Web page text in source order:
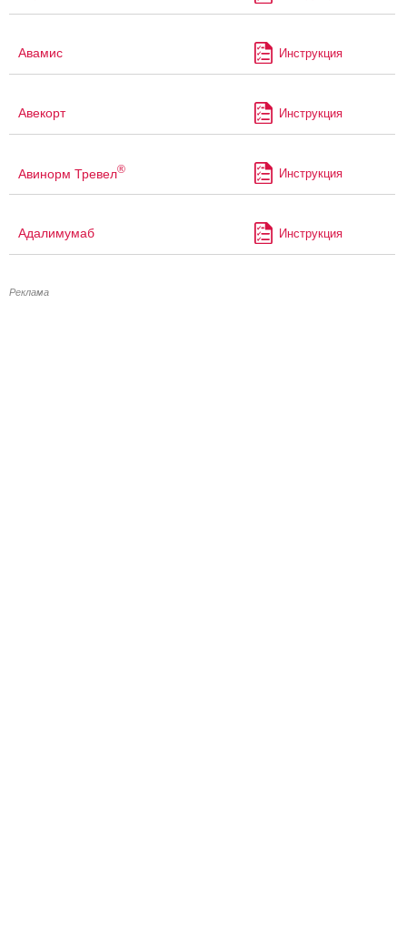
Авамис Инструкция
Авекорт Инструкция
Авинорм Тревел® Инструкция
Адалимумаб Инструкция
Реклама